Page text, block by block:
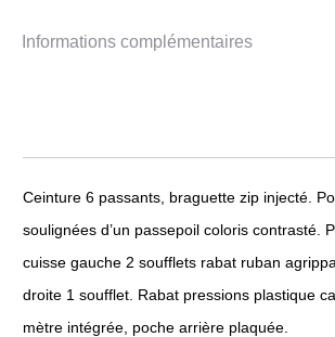
Informations complémentaires
Ceinture 6 passants, braguette zip injecté.
soulignées d’un passepoil coloris contrasté.
cuisse gauche 2 soufflets rabat ruban
droite 1 soufflet. Rabat pressions plastique
mètre intégrée, poche arrière plaquée.